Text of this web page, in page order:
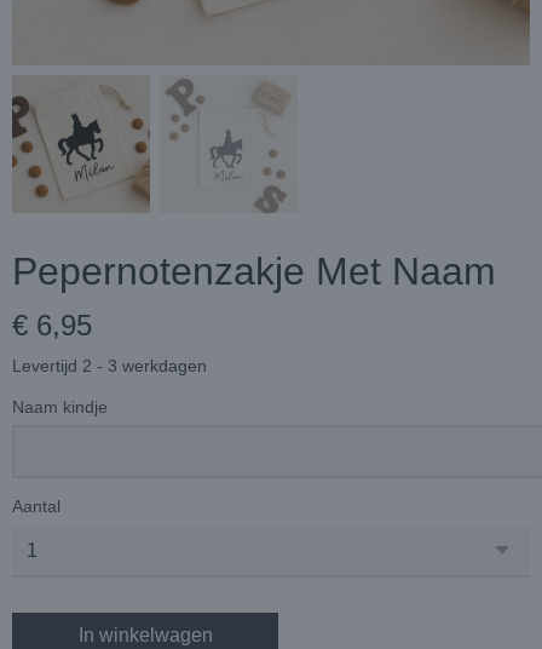
Pepernotenzakje Met Naam
€ 6,95
Levertijd 2 - 3 werkdagen
Naam kindje
Aantal
In winkelwagen